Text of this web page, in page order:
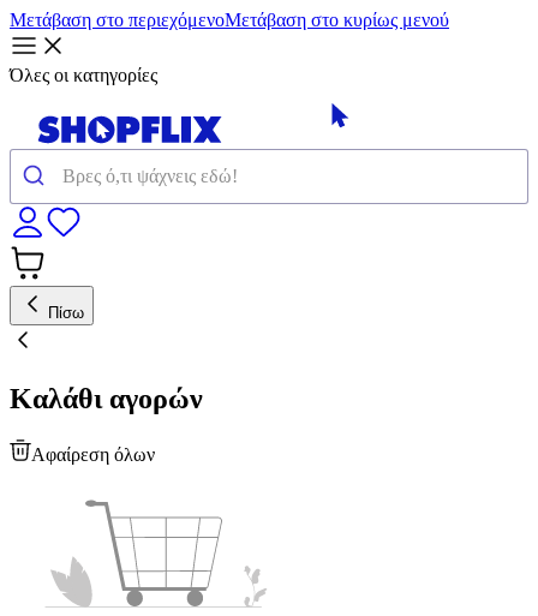
Μετάβαση στο περιεχόμενοΜετάβαση στο κυρίως μενού
Όλες οι κατηγορίες
Πίσω
Καλάθι αγορών
Αφαίρεση όλων